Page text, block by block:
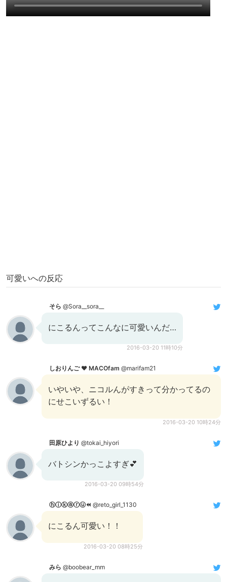
可愛いへの反応
そら @Sora__sora__
にこるんってこんなに可愛いんだ…
2016-03-20 11時10分
しおりんご ❤︎ MACOfam @marifam21
いやいや、ニコルんがすきって分かってるの
にせこいずるい！
2016-03-20 10時24分
田原ひより @tokai_hiyori
バトシンかっこよすぎ💕
2016-03-20 09時54分
ⓗⓘⓚⓐⓡⓤ⏪ @reto_girl_1130
にこるん可愛い！！
2016-03-20 08時25分
みら @boobear_mm